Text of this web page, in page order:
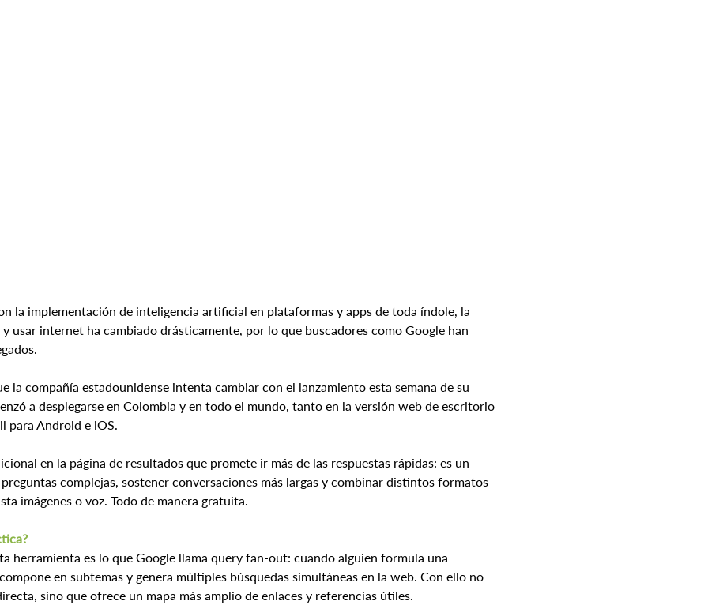
la implementación de inteligencia artificial en plataformas y apps de toda índole, la
usar internet ha cambiado drásticamente, por lo que buscadores como Google han
la compañía estadounidense intenta cambiar con el lanzamiento esta semana de su
a desplegarse en Colombia y en todo el mundo, tanto en la versión web de escritorio
para Android e iOS.
en la página de resultados que promete ir más de las respuestas rápidas: es un
complejas, sostener conversaciones más largas y combinar distintos formatos
imágenes o voz. Todo de manera gratuita.
herramienta es lo que Google llama query fan-out: cuando alguien formula una
en subtemas y genera múltiples búsquedas simultáneas en la web. Con ello no
sino que ofrece un mapa más amplio de enlaces y referencias útiles.